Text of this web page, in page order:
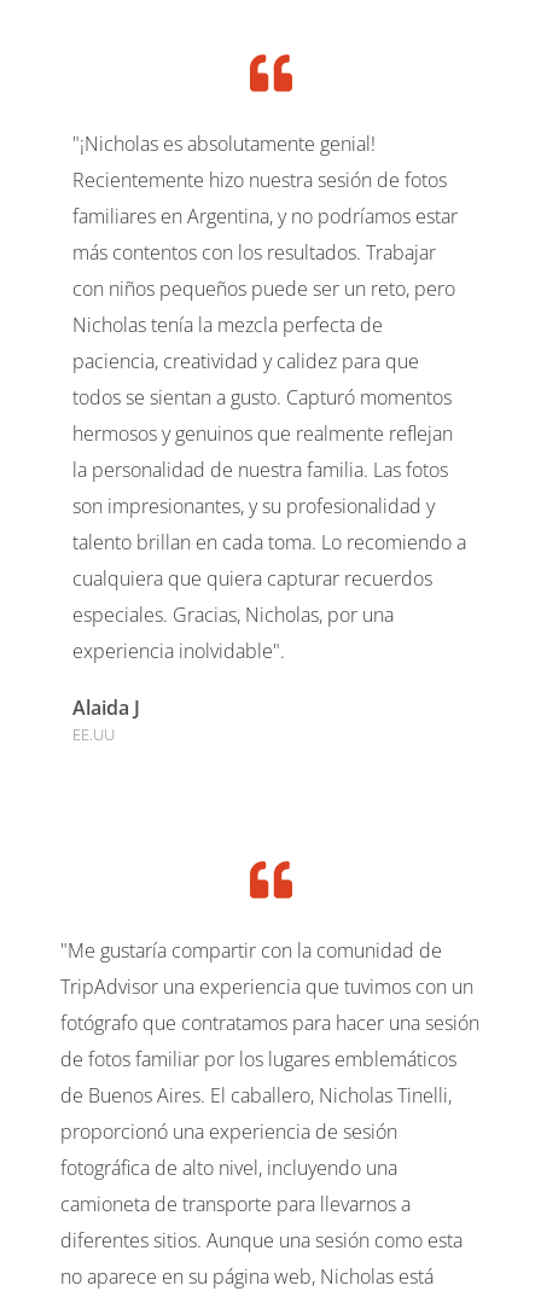
"¡Nicholas es absolutamente genial!
Recientemente hizo nuestra sesión de fotos
familiares en Argentina, y no podríamos estar
más contentos con los resultados. Trabajar
con niños pequeños puede ser un reto, pero
Nicholas tenía la mezcla perfecta de
paciencia, creatividad y calidez para que
todos se sientan a gusto. Capturó momentos
hermosos y genuinos que realmente reflejan
la personalidad de nuestra familia. Las fotos
son impresionantes, y su profesionalidad y
talento brillan en cada toma. Lo recomiendo a
cualquiera que quiera capturar recuerdos
especiales. Gracias, Nicholas, por una
experiencia inolvidable".
Alaida J
EE.UU
"Me gustaría compartir con la comunidad de
TripAdvisor una experiencia que tuvimos con un
fotógrafo que contratamos para hacer una sesión
de fotos familiar por los lugares emblemáticos
de Buenos Aires. El caballero, Nicholas Tinelli,
proporcionó una experiencia de sesión
fotográfica de alto nivel, incluyendo una
camioneta de transporte para llevarnos a
diferentes sitios. Aunque una sesión como esta
no aparece en su página web, Nicholas está